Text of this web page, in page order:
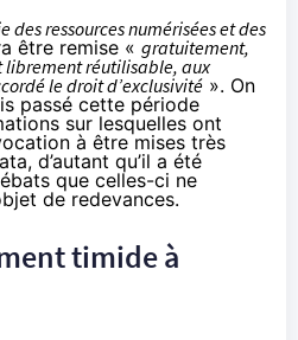
des ressources numérisées et des
être remise « gratuitement,
librement réutilisable, aux
le droit d’exclusivité ». On
passé cette période
sur lesquelles ont
à être mises très
d’autant qu’il a été
que celles-ci ne
de redevances.
timide à